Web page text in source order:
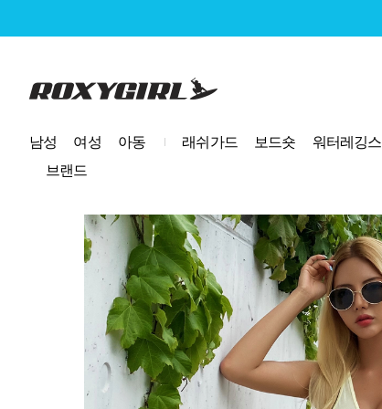
로고
남성 여성 아동 래쉬가드 보드숏 워터레깅스
브랜드